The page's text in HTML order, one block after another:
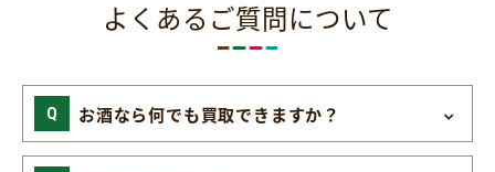
よくあるご質問について
お酒なら何でも買取できますか？